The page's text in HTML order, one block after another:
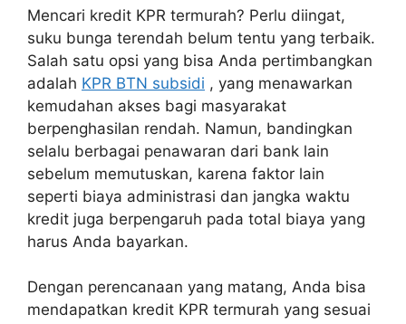
Mencari kredit KPR termurah? Perlu diingat,
suku bunga terendah belum tentu yang terbaik.
Salah satu opsi yang bisa Anda pertimbangkan
adalah KPR BTN subsidi , yang menawarkan
kemudahan akses bagi masyarakat
berpenghasilan rendah. Namun, bandingkan
selalu berbagai penawaran dari bank lain
sebelum memutuskan, karena faktor lain
seperti biaya administrasi dan jangka waktu
kredit juga berpengaruh pada total biaya yang
harus Anda bayarkan.
Dengan perencanaan yang matang, Anda bisa
mendapatkan kredit KPR termurah yang sesuai